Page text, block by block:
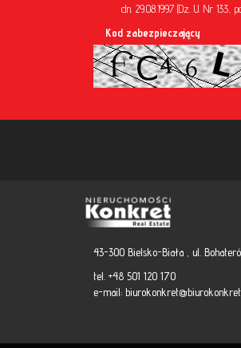
dn. 29.08.1997 (Dz. U. Nr 133,
Kod zabezpieczający
43-300 Bielsko-Biała , ul.
tel. +48 501 120 170
e-mail: